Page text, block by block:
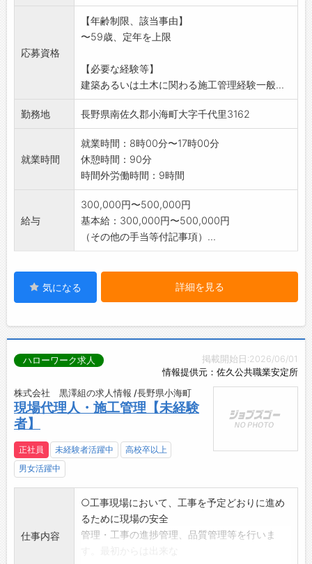
・ワード、エクセルでの書類の作成
・職人や作業員への指示出し 等
★★充実の福利厚生★★ PR情報をご覧くだ
※業務変更の範囲:変更なし
応募資格
【年齢制限、該当事由】
〜59歳、定年を上限
【必要な経験等】
建築あるいは土木に関わる施工管理経験一般...
勤務地 長野県南佐久郡小海町大字千代里3162
就業時間
就業時間：8時00分〜17時00分
休憩時間：90分
時間外労働時間：9時間
給与
300,000円〜500,000円
基本給：300,000円〜500,000円
（その他の手当等付記事項）...
気になる 詳細を見る
掲載開始日:2026/06/01
情報提供元：佐久公共職業安定所
ハローワーク求人
株式会社 黒澤組の求人情報 /長野県小海町
現場代理人・施工管理【未経験
者】
正社員 未経験者活躍中
高校卒以上
男女活躍中
仕事内容
○工事現場において、工事を予定どおりに進め
るために現場の安全
管理・工事の進捗管理、品質管理等を行いま